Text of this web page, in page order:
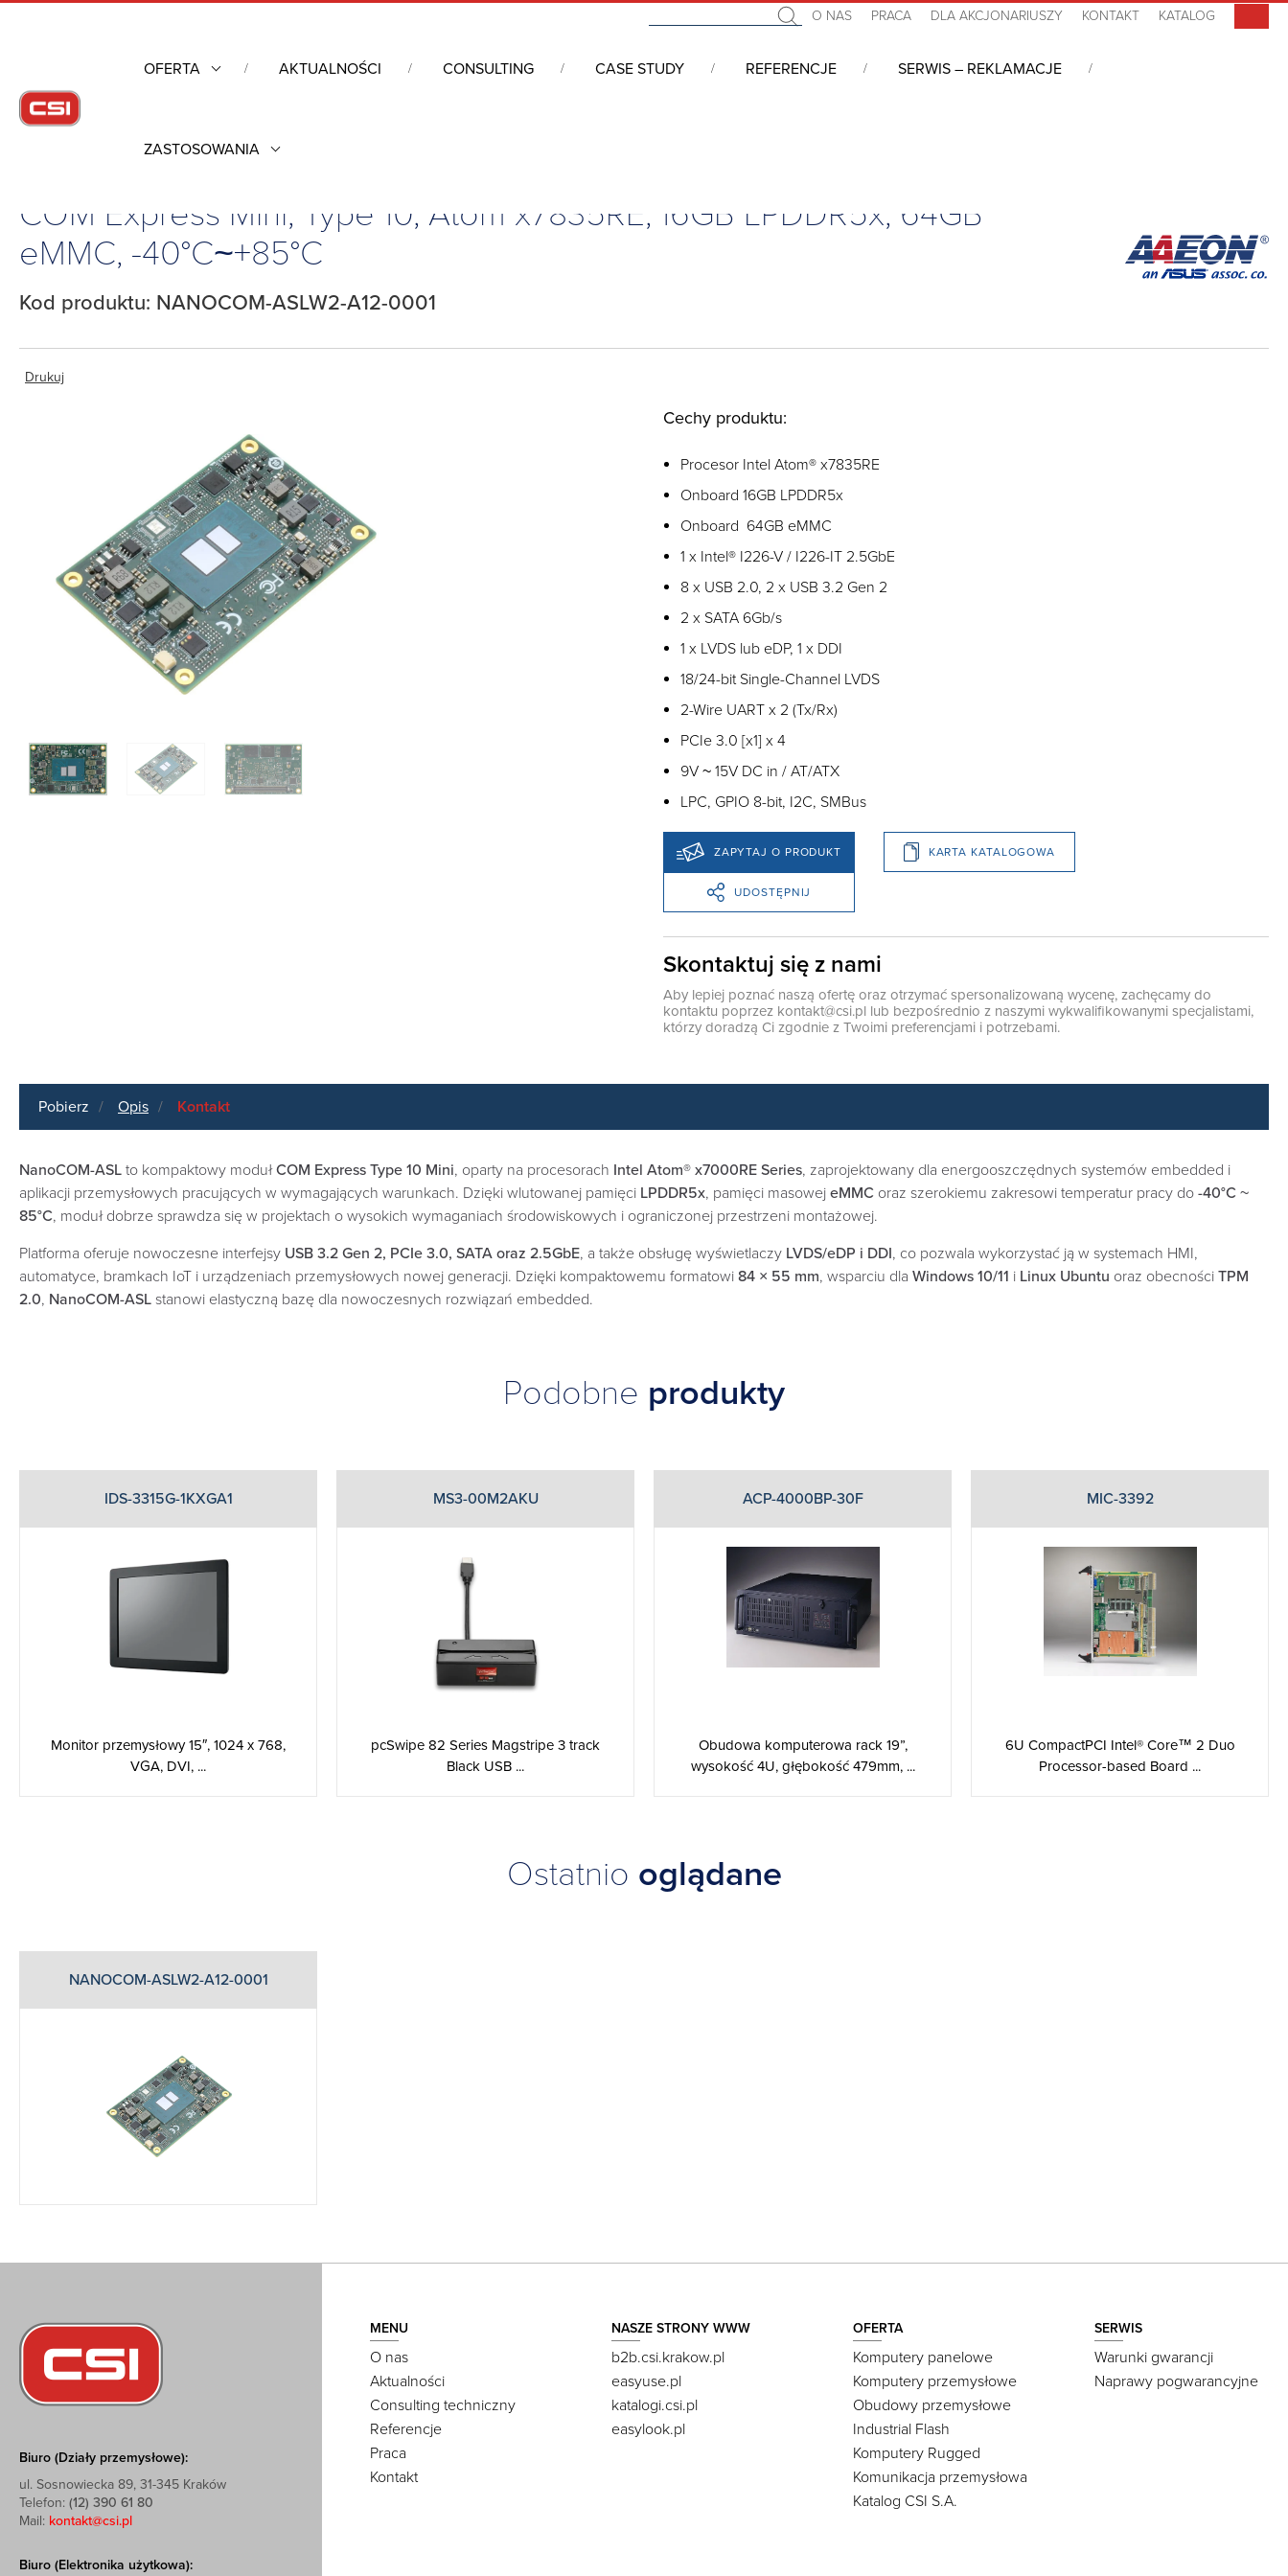
O NAS PRACA DLA AKCJONARIUSZY KONTAKT KATALOG
OFERTA AKTUALNOŚCI CONSULTING CASE STUDY REFERENCJE SERWIS – REKLAMACJE
ZASTOSOWANIA
Komputery przemysłowe
COM Express Mini, Type 10, Atom x7835RE, 16GB LPDDR5x, 64GB
eMMC, -40°C~+85°C
Kod produktu: NANOCOM-ASLW2-A12-0001
Drukuj
Cechy produktu:
Procesor Intel Atom® x7835RE
Onboard 16GB LPDDR5x
Onboard 64GB eMMC
1 x Intel® I226-V / I226-IT 2.5GbE
8 x USB 2.0, 2 x USB 3.2 Gen 2
2 x SATA 6Gb/s
1 x LVDS lub eDP, 1 x DDI
18/24-bit Single-Channel LVDS
2-Wire UART x 2 (Tx/Rx)
PCIe 3.0 [x1] x 4
9V ~ 15V DC in / AT/ATX
LPC, GPIO 8-bit, I2C, SMBus
ZAPYTAJ O PRODUKT KARTA KATALOGOWA
UDOSTĘPNIJ
Skontaktuj się z nami
Aby lepiej poznać naszą ofertę oraz otrzymać spersonalizowaną wycenę, zachęcamy do
kontaktu poprzez kontakt@csi.pl lub bezpośrednio z naszymi wykwalifikowanymi specjalistami,
którzy doradzą Ci zgodnie z Twoimi preferencjami i potrzebami.
Pobierz Opis Kontakt
NanoCOM-ASL to kompaktowy modułCOM Express Type 10 Mini, oparty na procesorach Intel Atom® x7000RE Series, zaprojektowany dla energooszczędnych systemów embedded i
aplikacji przemysłowych pracujących w wymagających warunkach. Dzięki wlutowanej pamięci LPDDR5x, pamięci masowej eMMC oraz szerokiemu zakresowi temperatur pracy do -40°C ~
85°C, moduł dobrze sprawdza się w projektach o wysokich wymaganiach środowiskowych i ograniczonej przestrzeni montażowej.
Platforma oferuje nowoczesne interfejsy USB 3.2 Gen 2, PCIe 3.0, SATA oraz 2.5GbE, a także obsługę wyświetlaczy LVDS/eDP i DDI, co pozwala wykorzystać ją w systemach HMI,
automatyce, bramkach IoT i urządzeniach przemysłowych nowej generacji. Dzięki kompaktowemu formatowi 84 × 55 mm, wsparciu dla Windows 10/11 i Linux Ubuntu oraz obecności TPM
2.0, NanoCOM-ASL stanowi elastyczną bazę dla nowoczesnych rozwiązań embedded.
Podobne produkty
IDS-3315G-1KXGA1
Monitor przemysłowy 15″, 1024 x 768,
VGA, DVI, ...
MS3-00M2AKU
pcSwipe 82 Series Magstripe 3 track
Black USB ...
ACP-4000BP-30F
Obudowa komputerowa rack 19”,
wysokość 4U, głębokość 479mm, ...
MIC-3392
6U CompactPCI Intel® Core™ 2 Duo
Processor-based Board ...
Ostatnio oglądane
NANOCOM-ASLW2-A12-0001
Biuro (Działy przemysłowe):
ul. Sosnowiecka 89, 31-345 Kraków
Telefon: (12) 390 61 80
Mail: kontakt@csi.pl
Biuro (Elektronika użytkowa):
MENU
O nas
Aktualności
Consulting techniczny
Referencje
Praca
Kontakt
NASZE STRONY WWW
b2b.csi.krakow.pl
easyuse.pl
katalogi.csi.pl
easylook.pl
OFERTA
Komputery panelowe
Komputery przemysłowe
Obudowy przemysłowe
Industrial Flash
Komputery Rugged
Komunikacja przemysłowa
Katalog CSI S.A.
SERWIS
Warunki gwarancji
Naprawy pogwarancyjne